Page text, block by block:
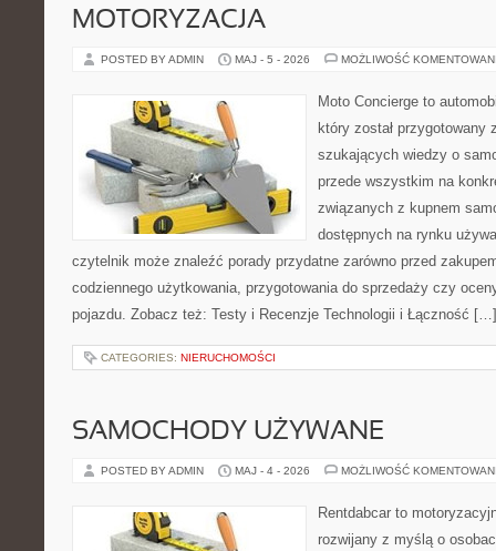
MOTORYZACJA
POSTED BY ADMIN MAJ - 5 - 2026 MOŻLIWOŚĆ
Moto Concierge to
który został przygotowany
szukających wiedzy o
przede wszystkim na
związanych z kupnem
dostępnych na rynku
czytelnik może znaleźć porady przydatne zarówno przed
codziennego użytkowania, przygotowania do sprzedaży czy
pojazdu. Zobacz też: Testy i Recenzje Technologii i Łączność […]
CATEGORIES: NIERUCHOMOŚCI
SAMOCHODY UŻYWANE
POSTED BY ADMIN MAJ - 4 - 2026 MOŻLIWOŚĆ
Rentdabcar to
rozwijany z myślą o